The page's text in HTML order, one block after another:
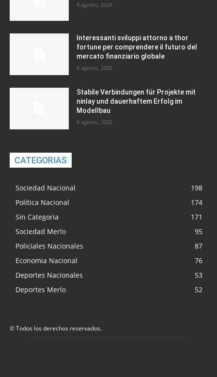
8 agosto, 2026
Interessanti sviluppi attorno a thor
fortune per comprendere il futuro del
mercato finanziario globale
8 agosto, 2026
Stabile Verbindungen für Projekte mit
ninlay und dauerhaftem Erfolg im
Modellbau
8 agosto, 2026
CATEGORIAS
Sociedad Nacional
198
Política Nacional
174
Sin Categoria
171
Sociedad Merlo
95
Policiales Nacionales
87
Economia Nacional
76
Deportes Nacionales
53
Deportes Merlo
52
© Todos los derechos reservados.